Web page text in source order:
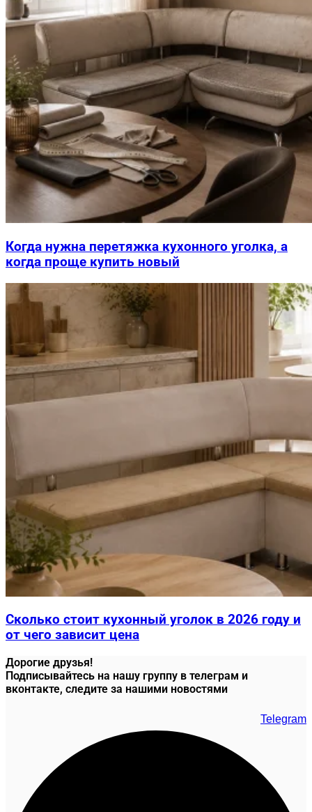
Когда нужна перетяжка кухонного уголка, а
когда проще купить новый
Сколько стоит кухонный уголок в 2026 году и
от чего зависит цена
Дорогие друзья!
Подписывайтесь на нашу группу в телеграм и
вконтакте, следите за нашими новостями
Telegram